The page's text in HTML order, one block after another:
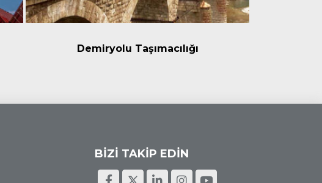
Demiryolu Taşımacılığı
BİZİ TAKİP EDİN